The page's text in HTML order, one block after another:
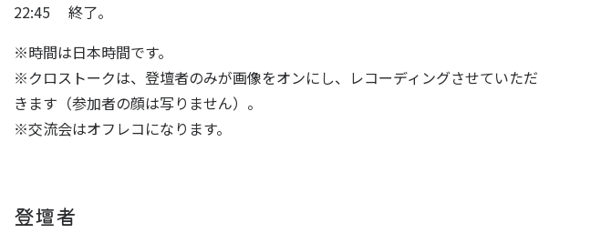
22:45 終了。
※時間は日本時間です。
※クロストークは、登壇者のみが画像をオンにし、レコーディングさせていただ
きます（参加者の顔は写りません）。
※交流会はオフレコになります。
登壇者​